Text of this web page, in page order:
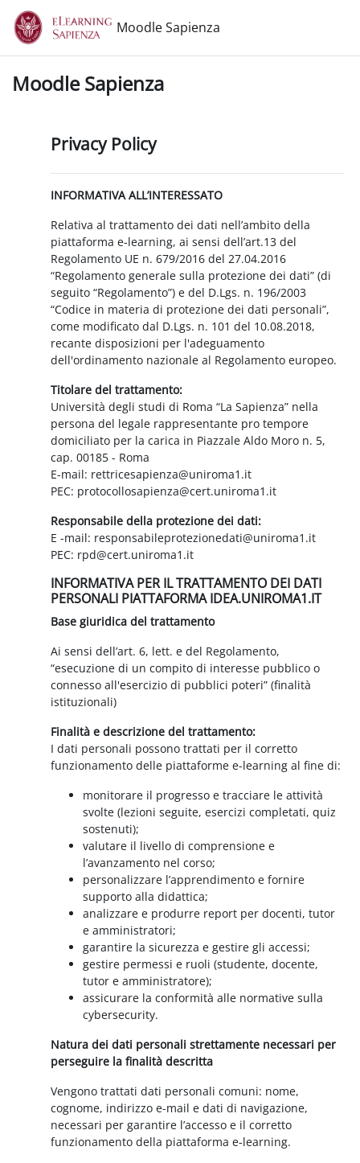
Vai al contenuto principale
Moodle Sapienza
Moodle Sapienza
Privacy Policy
INFORMATIVA ALL’INTERESSATO
Relativa al trattamento dei dati nell’ambito della
piattaforma e-learning, ai sensi dell’art.13 del
Regolamento UE n. 679/2016 del 27.04.2016
“Regolamento generale sulla protezione dei dati” (di
seguito “Regolamento”) e del D.Lgs. n. 196/2003
“Codice in materia di protezione dei dati personali”,
come modificato dal D.Lgs. n. 101 del 10.08.2018,
recante disposizioni per l'adeguamento
dell'ordinamento nazionale al Regolamento europeo.
Titolare del trattamento:
Università degli studi di Roma “La Sapienza” nella
persona del legale rappresentante pro tempore
domiciliato per la carica in Piazzale Aldo Moro n. 5,
cap. 00185 - Roma
E-mail: rettricesapienza@uniroma1.it
PEC: protocollosapienza@cert.uniroma1.it
Responsabile della protezione dei dati:
E -mail: responsabileprotezionedati@uniroma1.it
PEC: rpd@cert.uniroma1.it
INFORMATIVA PER IL TRATTAMENTO DEI DATI
PERSONALI PIATTAFORMA IDEA.UNIROMA1.IT
Base giuridica del trattamento
Ai sensi dell’art. 6, lett. e del Regolamento,
“esecuzione di un compito di interesse pubblico o
connesso all'esercizio di pubblici poteri” (finalità
istituzionali)
Finalità e descrizione del trattamento:
I dati personali possono trattati per il corretto
funzionamento delle piattaforme e-learning al fine di:
monitorare il progresso e tracciare le attività
svolte (lezioni seguite, esercizi completati, quiz
sostenuti);
valutare il livello di comprensione e
l’avanzamento nel corso;
personalizzare l’apprendimento e fornire
supporto alla didattica;
analizzare e produrre report per docenti, tutor
e amministratori;
garantire la sicurezza e gestire gli accessi;
gestire permessi e ruoli (studente, docente,
tutor e amministratore);
assicurare la conformità alle normative sulla
cybersecurity.
Natura dei dati personali strettamente necessari per
perseguire la finalità descritta
Vengono trattati dati personali comuni: nome,
cognome, indirizzo e-mail e dati di navigazione,
necessari per garantire l’accesso e il corretto
funzionamento della piattaforma e-learning.